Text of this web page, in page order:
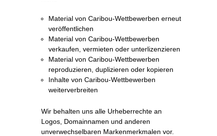
Material von Caribou-Wettbewerben erneut
veröffentlichen
Material von Caribou-Wettbewerben
verkaufen, vermieten oder unterlizenzieren
Material von Caribou-Wettbewerben
reproduzieren, duplizieren oder kopieren
Inhalte von Caribou-Wettbewerben
weiterverbreiten
Wir behalten uns alle Urheberrechte an
Logos, Domainnamen und anderen
unverwechselbaren Markenmerkmalen vor.